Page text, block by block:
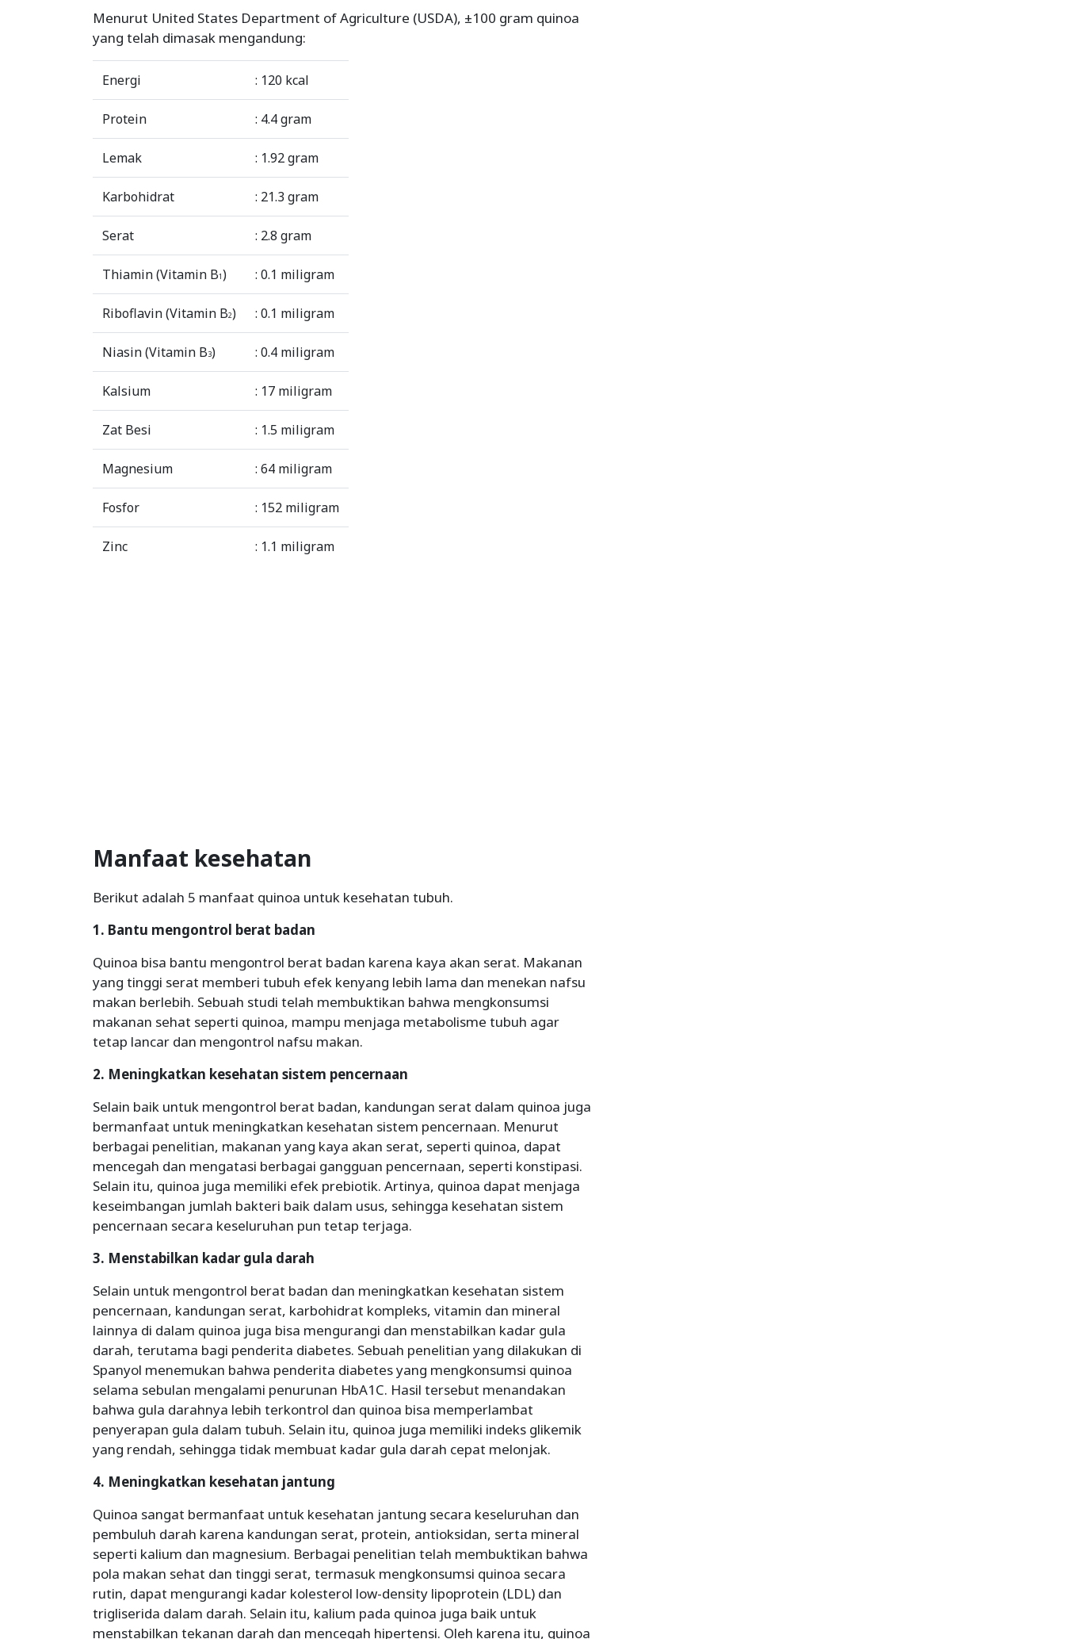
Menurut United States Department of Agriculture (USDA), ±100 gram quinoa
yang telah dimasak mengandung:
Energi : 120 kcal
Protein : 4.4 gram
Lemak : 1.92 gram
Karbohidrat : 21.3 gram
Serat : 2.8 gram
Thiamin (Vitamin B1) : 0.1 miligram
Riboflavin (Vitamin B2) : 0.1 miligram
Niasin (Vitamin B3) : 0.4 miligram
Kalsium : 17 miligram
Zat Besi : 1.5 miligram
Magnesium : 64 miligram
Fosfor : 152 miligram
Zinc : 1.1 miligram
Manfaat kesehatan
Berikut adalah 5 manfaat quinoa untuk kesehatan tubuh.
1. Bantu mengontrol berat badan
Quinoa bisa bantu mengontrol berat badan karena kaya akan serat. Makanan
yang tinggi serat memberi tubuh efek kenyang lebih lama dan menekan nafsu
makan berlebih. Sebuah studi telah membuktikan bahwa mengkonsumsi
makanan sehat seperti quinoa, mampu menjaga metabolisme tubuh agar
tetap lancar dan mengontrol nafsu makan.
2. Meningkatkan kesehatan sistem pencernaan
Selain baik untuk mengontrol berat badan, kandungan serat dalam quinoa juga
bermanfaat untuk meningkatkan kesehatan sistem pencernaan. Menurut
berbagai penelitian, makanan yang kaya akan serat, seperti quinoa, dapat
mencegah dan mengatasi berbagai gangguan pencernaan, seperti konstipasi.
Selain itu, quinoa juga memiliki efek prebiotik. Artinya, quinoa dapat menjaga
keseimbangan jumlah bakteri baik dalam usus, sehingga kesehatan sistem
pencernaan secara keseluruhan pun tetap terjaga.
3. Menstabilkan kadar gula darah
Selain untuk mengontrol berat badan dan meningkatkan kesehatan sistem
pencernaan, kandungan serat, karbohidrat kompleks, vitamin dan mineral
lainnya di dalam quinoa juga bisa mengurangi dan menstabilkan kadar gula
darah, terutama bagi penderita diabetes. Sebuah penelitian yang dilakukan di
Spanyol menemukan bahwa penderita diabetes yang mengkonsumsi quinoa
selama sebulan mengalami penurunan HbA1C. Hasil tersebut menandakan
bahwa gula darahnya lebih terkontrol dan quinoa bisa memperlambat
penyerapan gula dalam tubuh. Selain itu, quinoa juga memiliki indeks glikemik
yang rendah, sehingga tidak membuat kadar gula darah cepat melonjak.
4. Meningkatkan kesehatan jantung
Quinoa sangat bermanfaat untuk kesehatan jantung secara keseluruhan dan
pembuluh darah karena kandungan serat, protein, antioksidan, serta mineral
seperti kalium dan magnesium. Berbagai penelitian telah membuktikan bahwa
pola makan sehat dan tinggi serat, termasuk mengkonsumsi quinoa secara
rutin, dapat mengurangi kadar kolesterol low-density lipoprotein (LDL) dan
trigliserida dalam darah. Selain itu, kalium pada quinoa juga baik untuk
menstabilkan tekanan darah dan mencegah hipertensi. Oleh karena itu, quinoa